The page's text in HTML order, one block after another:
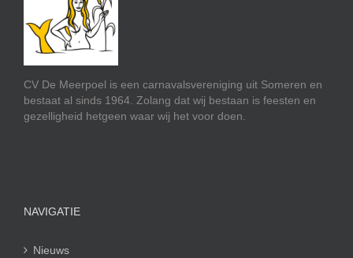
CV De Meerpoel is een carnavalsvereniging uit Someren en
bestaat al sinds 1964. Zolang dat wij bestaan is feesten en
gezelligheid hetgeen waar wij het voor doen.
NAVIGATIE
Nieuws